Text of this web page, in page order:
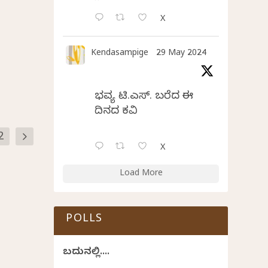
X
Kendasampige 29 May 2024
ಭವ್ಯ ಟಿ.ಎಸ್. ಬರೆದ ಈ
ದಿನದ ಕವಿತೆ
X
Load More
POLLS
ಬದುಕಿನಲ್ಲಿ....